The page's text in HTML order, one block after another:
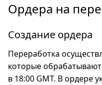
Ордера на
Создание ордера
Переработка
которые
в 18:00 GMT. В ордере